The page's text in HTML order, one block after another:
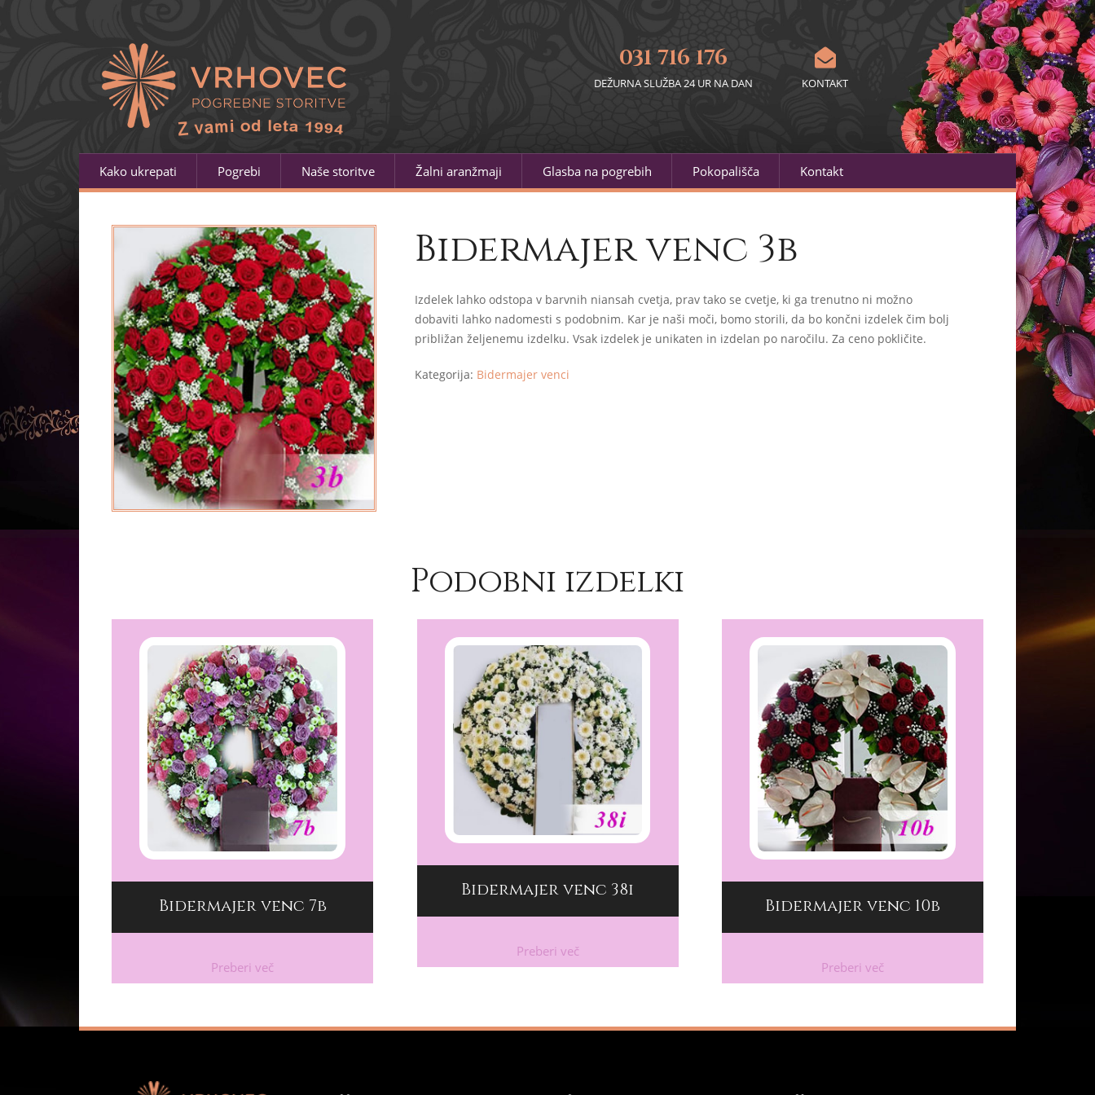
031 716 176
DEŽURNA SLUŽBA 24 UR NA DAN KONTAKT
Kako ukrepati Pogrebi Naše storitve Žalni aranžmaji Glasba na pogrebih Pokopališča Kontakt
Bidermajer venc 3b
Izdelek lahko odstopa v barvnih niansah cvetja, prav tako se cvetje, ki ga trenutno ni možno
dobaviti lahko nadomesti s podobnim. Kar je naši moči, bomo storili, da bo končni izdelek čim bolj
približan željenemu izdelku. Vsak izdelek je unikaten in izdelan po naročilu. Za ceno pokličite.
Kategorija: Bidermajer venci
Podobni izdelki
Bidermajer venc 7b
Preberi več
Bidermajer venc 38i
Preberi več
Bidermajer venc 10b
Preberi več